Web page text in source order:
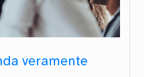
veramente